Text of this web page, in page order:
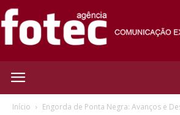
Início Engorda de Ponta Negra: Avanços e